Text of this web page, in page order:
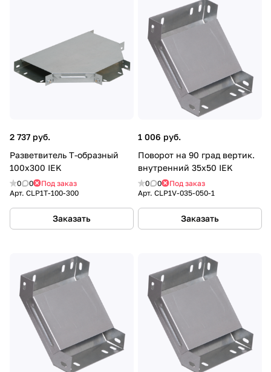
2 737 руб.
Разветвитель Т-образный
100х300 IEK
0 0
Под заказ
Арт. CLP1T-100-300
Заказать
1 006 руб.
Поворот на 90 град вертик.
внутренний 35х50 IEK
0 0
Под заказ
Арт. CLP1V-035-050-1
Заказать